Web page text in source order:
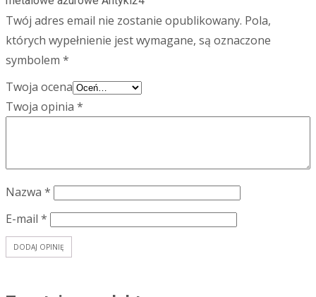
Twój adres email nie zostanie opublikowany. Pola,
których wypełnienie jest wymagane, są oznaczone
symbolem *
Twoja ocena
Twoja opinia *
Nazwa *
E-mail *